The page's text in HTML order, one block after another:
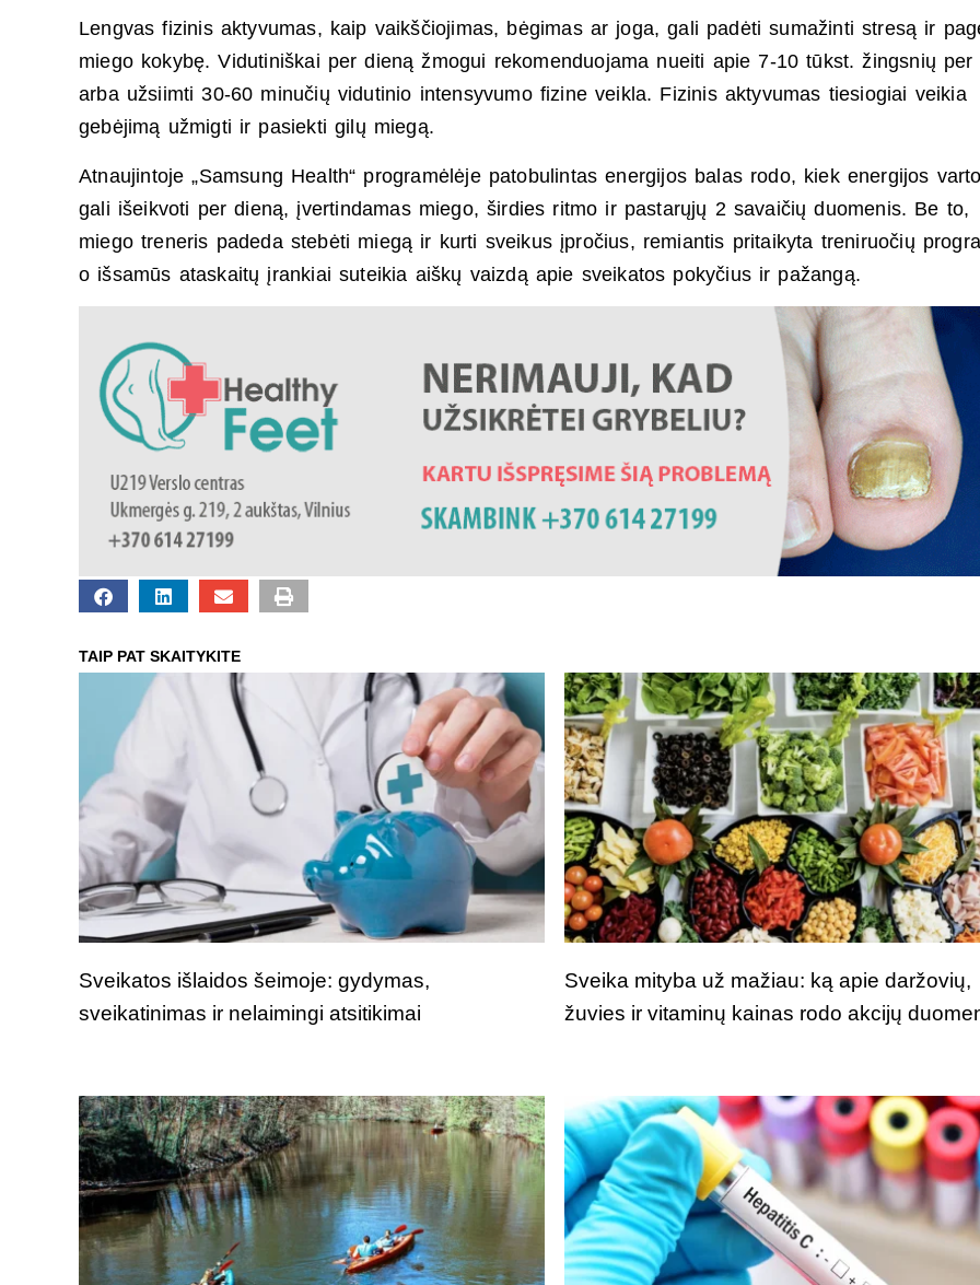
Lengvas fizinis aktyvumas, kaip vaikščiojimas, bėgimas ar joga, gali padėti sumažinti stresą ir
miego kokybę. Vidutiniškai per dieną žmogui rekomenduojama nueiti apie 7-10 tūkst. žingsnių per
arba užsiimti 30-60 minučių vidutinio intensyvumo fizine veikla. Fizinis aktyvumas tiesiogiai veikia
gebėjimą užmigti ir pasiekti gilų miegą.
Atnaujintoje „Samsung Health“ programėlėje patobulintas energijos balas rodo, kiek energijos
gali išeikvoti per dieną, įvertindamas miego, širdies ritmo ir pastarųjų 2 savaičių duomenis. Be to,
miego treneris padeda stebėti miegą ir kurti sveikus įpročius, remiantis pritaikyta treniruočių
o išsamūs ataskaitų įrankiai suteikia aiškų vaizdą apie sveikatos pokyčius ir pažangą.
TAIP PAT SKAITYKITE
Sveikatos išlaidos šeimoje: gydymas,
sveikatinimas ir nelaimingi atsitikimai
Sveika mityba už mažiau: ką apie daržovių,
žuvies ir vitaminų kainas rodo akcijų